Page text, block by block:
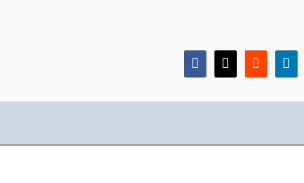
Facebook
X Reddit